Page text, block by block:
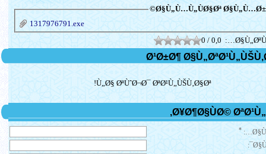
Ø§Ù„Ù…Ù„ÙØ§Øª
1317976791.exe
0 / 0,0
Ù„Ø§ ØªÙˆØ¬Ø¯ ØªØ¹Ù„ÙŠÙ‚Ø§Øª!
*